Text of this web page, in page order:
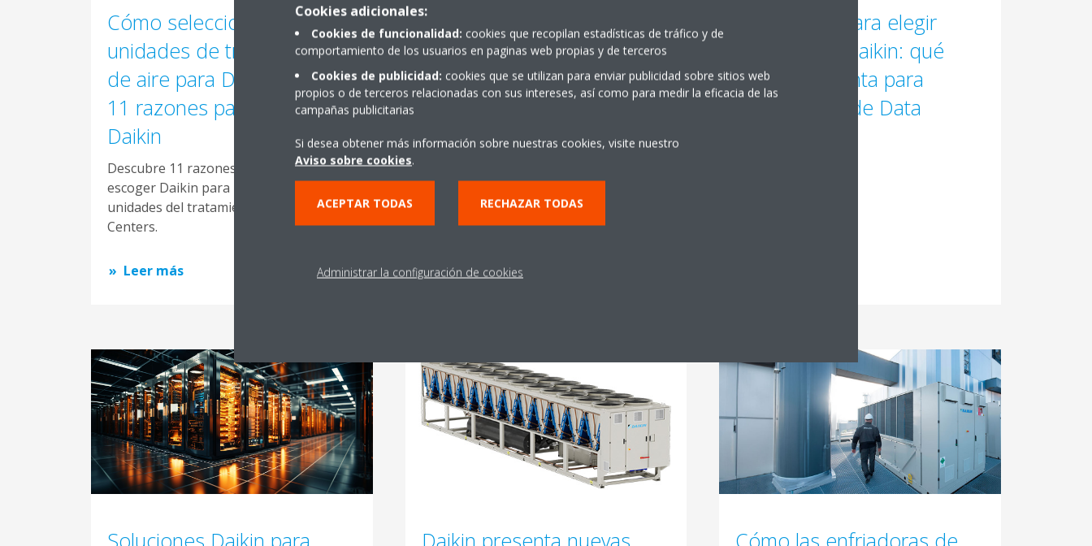
Cómo seleccionar
unidades de tratamiento
de aire para Data Center:
11 razones para elegir
Daikin
Descubre 11 razones por las que
escoger Daikin para la instalación de
unidades del tratamiento de aire de Data
Centers.
Leer más
Cómo elegir una solución
de control para Centros de
Datos: 8 razones para
seleccionar Daikin
Aquí tienes las 8 razones por las que
de control para centros de datos.
Leer más
17 razones para elegir
enfriadoras Daikin: qué
tener en cuenta para
aplicaciones de Data
Soluciones Daikin para
Daikin presenta nuevas
Cómo las enfriadoras de
Cookies adicionales:
Cookies de funcionalidad: cookies que recopilan estadísticas de tráfico y de
comportamiento de los usuarios en paginas web propias y de terceros
Cookies de publicidad: cookies que se utilizan para enviar publicidad sobre sitios web
propios o de terceros relacionadas con sus intereses, así como para medir la eficacia de las
campañas publicitarias
Si desea obtener más información sobre nuestras cookies, visite nuestro
Aviso sobre cookies.
ACEPTAR TODAS RECHAZAR TODAS
Administrar la configuración de cookies